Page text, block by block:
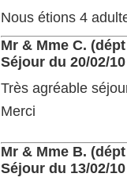
Nous étions 4
Mr & Mme C.
Séjour du 20/02/
Très agréable
Merci
Mr & Mme B.
Séjour du 13/02/